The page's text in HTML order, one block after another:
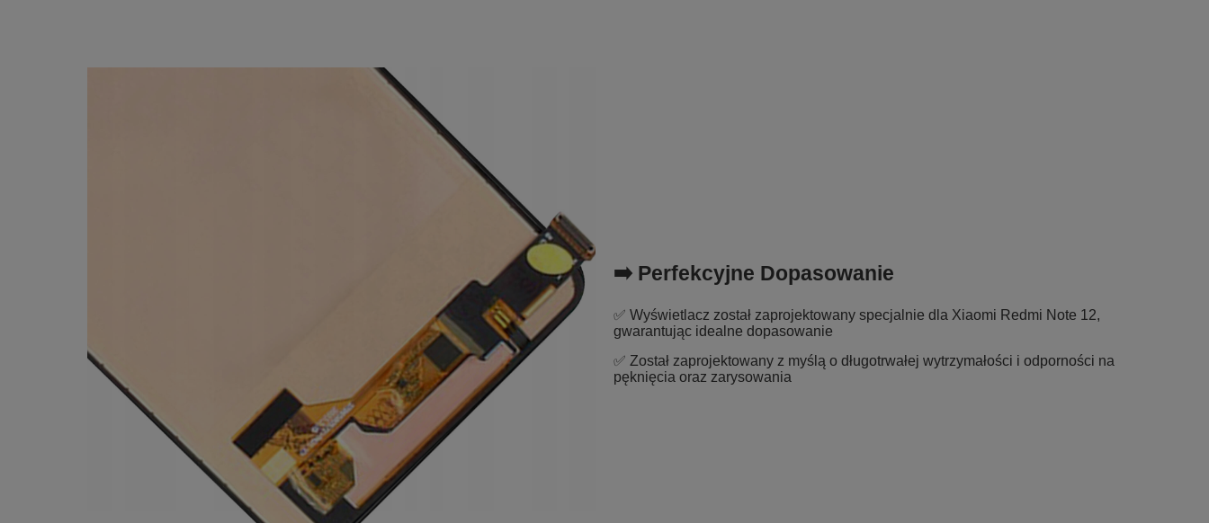
➡️ Perfekcyjne Dopasowanie
✅ Wyświetlacz został zaprojektowany specjalnie dla Xiaomi Redmi Note 12,
gwarantując idealne dopasowanie
✅ Został zaprojektowany z myślą o długotrwałej wytrzymałości i odporności na
pęknięcia oraz zarysowania